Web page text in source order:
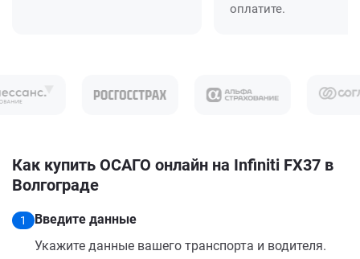
оплатите.
Как купить ОСАГО онлайн на Infiniti FX37 в
Волгограде
1
Введите данные
Укажите данные вашего транспорта и водителя.